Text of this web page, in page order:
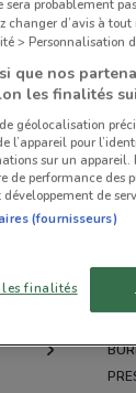
LA
sera probablement
changer d’avis à
> Personnalisation
que nos
les finalités
géolocalisation
l’appareil pour
sur un appareil.
de performance des
de
(fournisseurs)
finalités